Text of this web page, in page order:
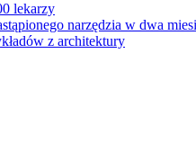
lekarzy
narzędzia w dwa
z architektury